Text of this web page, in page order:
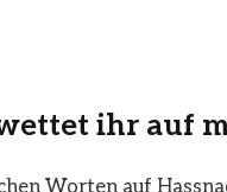
ihr auf